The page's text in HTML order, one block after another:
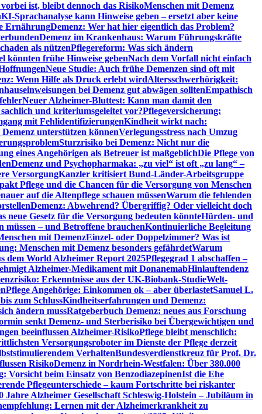
ist, bleibt dennoch das RisikoMenschen mit Demenz
KI-Sprachanalyse kann Hinweise geben – ersetzt aber keine
ErnährungDemenz: Wer hat hier eigentlich das Problem?
Demenz im Krankenhaus: Warum Führungskräfte
als nützenPflegereform: Was sich ändern
könnten frühe Hinweise gebenNach dem Vorfall nicht einfach
Neue Studie: Auch frühe Demenzen sind oft mit
Wenn Hilfe als Druck erlebt wirdAltersschwerhörigkeit:
bei Demenz gut abwägen solltenEmpathisch
Neuer Alzheimer-Bluttest: Kann man damit den
und kriteriumsgeleitet vor?Pflegeversicherung:
mit FehlidentifizierungenKindheit wirkt nach:
unterstützen könnenVerlegungsstress nach Umzug
Sturzrisiko bei Demenz: Nicht nur die
eines Angehörigen als Betreuer ist maßgeblichDie Pflege von
Demenz und Psychopharmaka: „zu viel“ ist oft „zu lang“ –
VersorgungKanzler kritisiert Bund-Länder-Arbeitsgruppe
Pflege und die Chancen für die Versorgung von Menschen
auf die Altenpflege schauen müssenWarum die fehlenden
Demenz: Abwehrend? Übergriffig? Oder vielleicht doch
neue Gesetz für die Versorgung bedeuten könnteHürden- und
– und Betroffene brauchenKontinuierliche Begleitung
mit DemenzEinzel- oder Doppelzimmer? Was ist
Menschen mit Demenz besonders gefährdetWarum
dem World Alzheimer Report 2025Pflegegrad 1 abschaffen –
Alzheimer-Medikament mit DonanemabHinlauftendenz
Erkenntnisse aus der UK-Biobank-StudieWelt-
Pflege Angehörige: Einkommen ok – aber überlastetSamuel L.
zum SchlussKindheitserfahrungen und Demenz:
ändern mussRatgeberbuch Demenz: neues aus Forschung
senkt Demenz- und Sterberisiko bei Übergewichtigen und
beeinflussen Alzheimer-RisikoPflege bleibt menschlich:
Versorgungsroboter im Dienste der Pflege derzeit
VerhaltenBundesverdienstkreuz für Prof. Dr.
RisikoDemenz in Nordrhein-Westfalen: Über 380.000
Vorsicht beim Einsatz von BenzodiazepinenIst die Ehe
Pflegeunterschiede – kaum Fortschritte bei riskanter
Jahre Alzheimer Gesellschaft Schleswig-Holstein – Jubiläum in
Lernen mit der Alzheimerkrankheit zu